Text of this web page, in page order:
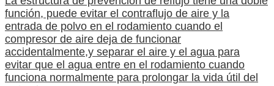
función, puede evitar el contraflujo de aire y la
entrada de polvo en el rodamiento cuando el
compresor de aire deja de funcionar
accidentalmente,y separar el aire y el agua para
evitar que el agua entre en el rodamiento cuando
funciona normalmente para prolongar la vida útil del